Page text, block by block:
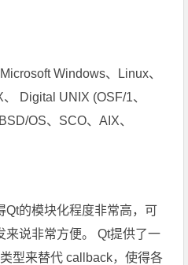
Windows、Linux、
Digital UNIX (OSF/1、
OS、SCO、AIX、
Qt的模块化程度非常高，可
来说非常方便。 Qt提供了一
型来替代 callback，使得各